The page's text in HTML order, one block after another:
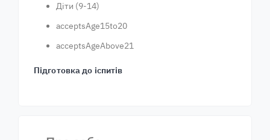
Діти (9-14)
acceptsAge15to20
acceptsAgeAbove21
Підготовка до іспитів